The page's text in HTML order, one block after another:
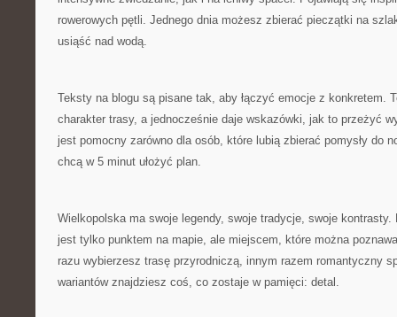
rowerowych pętli. Jednego dnia możesz zbierać pieczątki na
usiąść nad wodą.
Teksty na blogu są pisane tak, aby łączyć emocje z konkretem.
charakter trasy, a jednocześnie daje wskazówki, jak to przeżyć
jest pomocny zarówno dla osób, które lubią zbierać pomysły do
chcą w 5 minut ułożyć plan.
Wielkopolska ma swoje legendy, swoje tradycje, swoje
jest tylko punktem na mapie, ale miejscem, które można
razu wybierzesz trasę przyrodniczą, innym razem romantyczny
wariantów znajdziesz coś, co zostaje w pamięci: detal.